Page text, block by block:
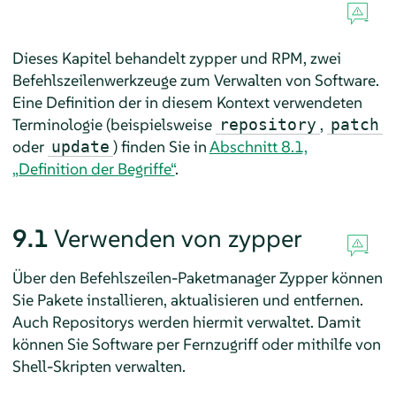
Dieses Kapitel behandelt zypper und RPM, zwei
Befehlszeilenwerkzeuge zum Verwalten von Software.
Eine Definition der in diesem Kontext verwendeten
Terminologie (beispielsweise repository , patch
oder update ) finden Sie inAbschnitt 8.1,
„Definition der Begriffe“.
9.1 Verwenden von zypper
Über den Befehlszeilen-Paketmanager Zypper können
Sie Pakete installieren, aktualisieren und entfernen.
Auch Repositorys werden hiermit verwaltet. Damit
können Sie Software per Fernzugriff oder mithilfe von
Shell-Skripten verwalten.